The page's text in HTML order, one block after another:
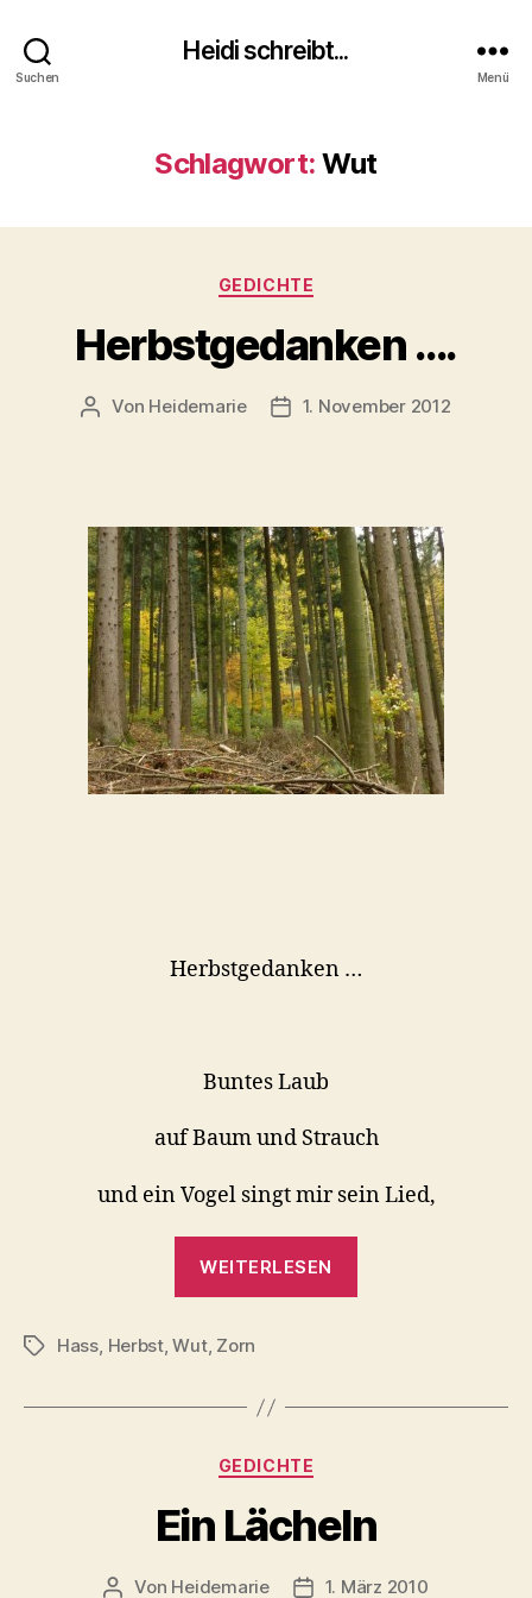
Suchen
Heidi schreibt...
Menü
Schlagwort: Wut
Kategorien
GEDICHTE
Herbstgedanken ….
Beitragsautor
Von Heidemarie Veröffentlichungsdatum
1. November 2012
Herbstgedanken …
Buntes Laub
auf Baum und Strauch
und ein Vogel singt mir sein Lied,
WEITERLESEN
Schlagwörter
Hass, Herbst,Wut, Zorn
Kategorien
GEDICHTE
Ein Lächeln
Beitragsautor
Von Heidemarie Veröffentlichungsdatum
1. März 2010